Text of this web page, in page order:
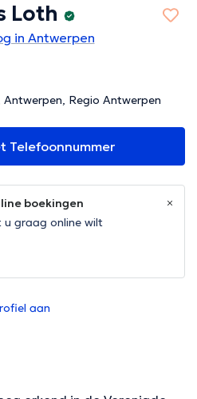
Loth
in Antwerpen
Regio Antwerpen
Telefoonnummer
boekingen
graag online wilt
aan